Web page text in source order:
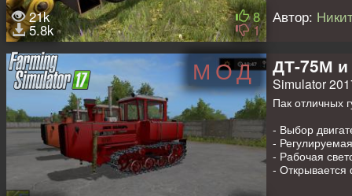
21k
5.8k
8
1
Автор:
МОД ДТ-75М и
Simulator
Пак отличных
- Выбор
-
- Рабочая
- Открывается